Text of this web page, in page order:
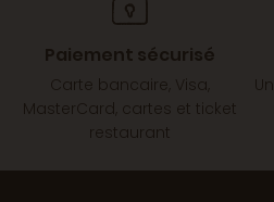
Paiement sécurisé
Carte bancaire, Visa,
MasterCard, cartes et ticket
restaurant